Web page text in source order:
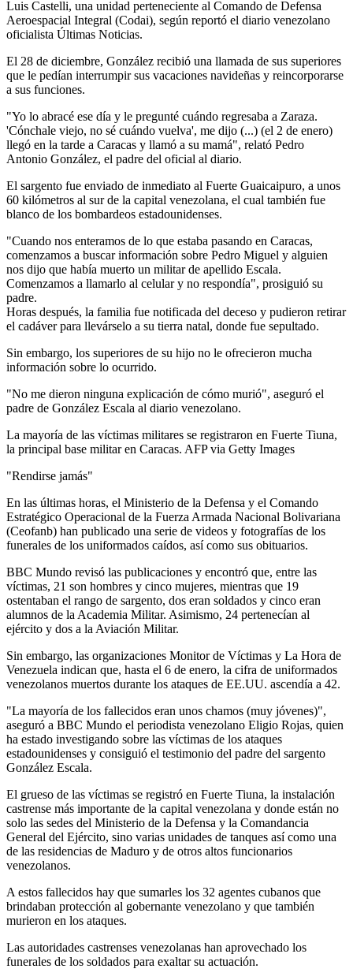
Luis Castelli, una unidad perteneciente al Comando de Defensa
Aeroespacial Integral (Codai), según reportó el diario venezolano
oficialista Últimas Noticias.
El 28 de diciembre, González recibió una llamada de sus superiores
que le pedían interrumpir sus vacaciones navideñas y reincorporarse
a sus funciones.
"Yo lo abracé ese día y le pregunté cuándo regresaba a Zaraza.
'Cónchale viejo, no sé cuándo vuelva', me dijo (...) (el 2 de enero)
llegó en la tarde a Caracas y llamó a su mamá", relató Pedro
Antonio González, el padre del oficial al diario.
El sargento fue enviado de inmediato al Fuerte Guaicaipuro, a unos
60 kilómetros al sur de la capital venezolana, el cual también fue
blanco de los bombardeos estadounidenses.
"Cuando nos enteramos de lo que estaba pasando en Caracas,
comenzamos a buscar información sobre Pedro Miguel y alguien
nos dijo que había muerto un militar de apellido Escala.
Comenzamos a llamarlo al celular y no respondía", prosiguió su
padre.
Horas después, la familia fue notificada del deceso y pudieron retirar
el cadáver para llevárselo a su tierra natal, donde fue sepultado.
Sin embargo, los superiores de su hijo no le ofrecieron mucha
información sobre lo ocurrido.
"No me dieron ninguna explicación de cómo murió", aseguró el
padre de González Escala al diario venezolano.
La mayoría de las víctimas militares se registraron en Fuerte Tiuna,
la principal base militar en Caracas. AFP via Getty Images
"Rendirse jamás"
En las últimas horas, el Ministerio de la Defensa y el Comando
Estratégico Operacional de la Fuerza Armada Nacional Bolivariana
(Ceofanb) han publicado una serie de videos y fotografías de los
funerales de los uniformados caídos, así como sus obituarios.
BBC Mundo revisó las publicaciones y encontró que, entre las
víctimas, 21 son hombres y cinco mujeres, mientras que 19
ostentaban el rango de sargento, dos eran soldados y cinco eran
alumnos de la Academia Militar. Asimismo, 24 pertenecían al
ejército y dos a la Aviación Militar.
Sin embargo, las organizaciones Monitor de Víctimas y La Hora de
Venezuela indican que, hasta el 6 de enero, la cifra de uniformados
venezolanos muertos durante los ataques de EE.UU. ascendía a 42.
"La mayoría de los fallecidos eran unos chamos (muy jóvenes)",
aseguró a BBC Mundo el periodista venezolano Eligio Rojas, quien
ha estado investigando sobre las víctimas de los ataques
estadounidenses y consiguió el testimonio del padre del sargento
González Escala.
El grueso de las víctimas se registró en Fuerte Tiuna, la instalación
castrense más importante de la capital venezolana y donde están no
solo las sedes del Ministerio de la Defensa y la Comandancia
General del Ejército, sino varias unidades de tanques así como una
de las residencias de Maduro y de otros altos funcionarios
venezolanos.
A estos fallecidos hay que sumarles los 32 agentes cubanos que
brindaban protección al gobernante venezolano y que también
murieron en los ataques.
Las autoridades castrenses venezolanas han aprovechado los
funerales de los soldados para exaltar su actuación.